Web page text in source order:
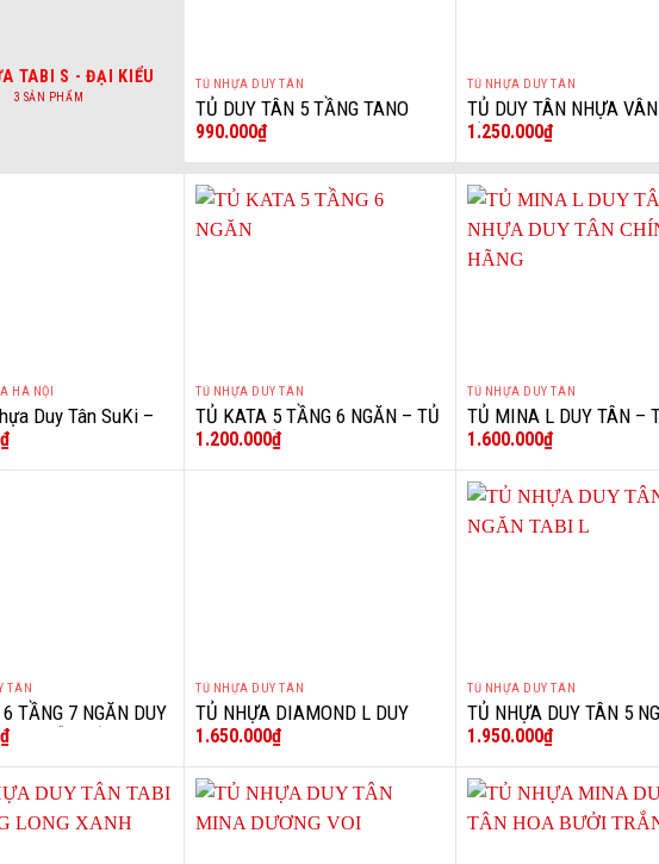
TABI S - ĐẠI KIỂU
3 SẢN PHẨM
+
TỦ NHỰA DUY TÂN
TỦ DUY TÂN 5 TẦNG TANO
MÀU Xanh Dương
990.000₫
+
TỦ NHỰA DUY TÂN
TỦ DUY TÂN NHỰA
TẦNG 6 NGĂN – KEM
1.250.000₫
HÀ NỘI
Duy Tân SuKi –
₫
+
TỦ NHỰA DUY TÂN
TỦ KATA 5 TẦNG 6 NGĂN – TỦ
NHỰA 5 TẦNG KATA
1.200.000₫
+
TỦ NHỰA DUY TÂN
TỦ MINA L DUY TÂN –
NHỰA DUY TÂN HÀ NỘI
1.600.000₫
TÂN
TẦNG 7 NGĂN DUY
GỖ TRẮNG
₫
+
TỦ NHỰA DUY TÂN
TỦ NHỰA DIAMOND L DUY
TÂN
1.650.000₫
+
TỦ NHỰA DUY TÂN
TỦ NHỰA DUY TÂN 5
TABI L HOA
1.950.000₫